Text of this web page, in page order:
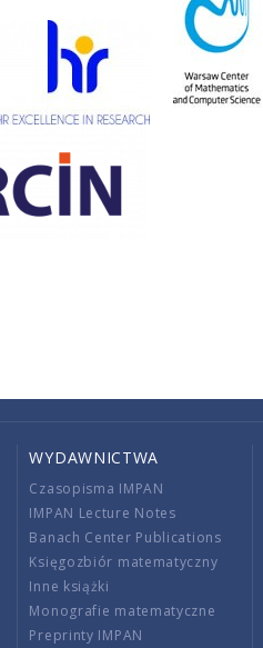
WYDAWNICTWA
Czasopisma IMPAN
IMPAN Lecture Notes
Banach Center Publications
Księgozbiór matematyczny
Inne książki
Monografie matematyczne
Preprinty IMPAN